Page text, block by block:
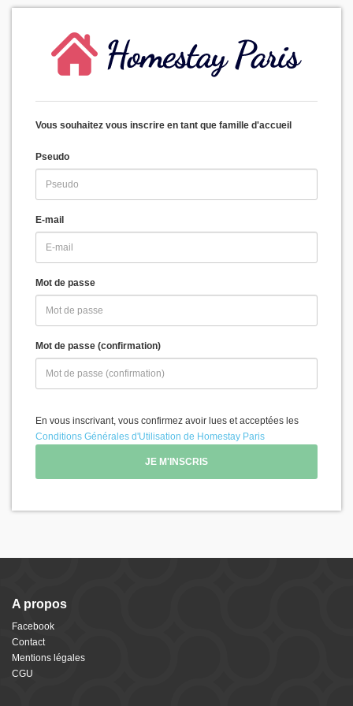
Vous souhaitez vous inscrire en tant que famille d'accueil
Pseudo
E-mail
Mot de passe
Mot de passe (confirmation)
En vous inscrivant, vous confirmez avoir lues et acceptées les
Conditions Générales d'Utilisation de Homestay Paris
A propos
Facebook
Contact
Mentions légales
CGU